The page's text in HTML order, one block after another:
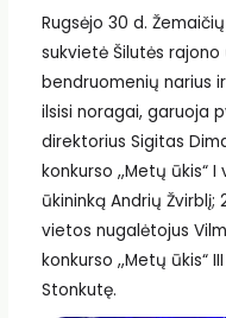
Rugsėjo 30 d.
sukvietė Šilutės rajono
bendruomenių narius
ilsisi noragai, garuoja
direktorius Sigitas
konkurso ,,Metų ūkis“
ūkininką Andrių Žvirblį;
vietos nugalėtojus
konkurso ,,Metų ūkis“
Stonkutę.